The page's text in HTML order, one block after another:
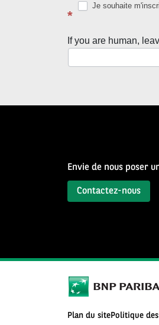
avec
la
Newsletter
*
Je souhaite
If you are human,
Envie de nous poser
Contactez-nous
Plan du sitePolitique